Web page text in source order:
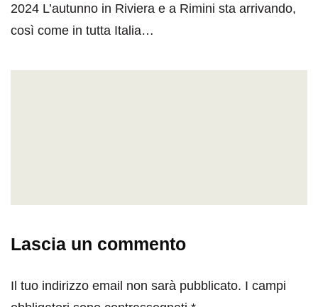
2024 L’autunno in Riviera e a Rimini sta arrivando,
così come in tutta Italia…
Lascia un commento
Il tuo indirizzo email non sarà pubblicato. I campi